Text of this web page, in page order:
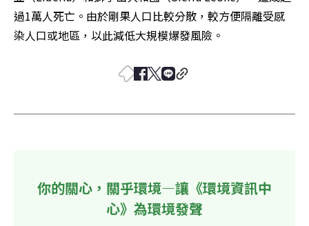
過1萬人死亡。由於剛果人口比較分散，較方便隔離受感
染人口或地區，以此減低大規模爆發風險。
你的關心，關乎環境—讓《環境資訊中
心》為環境發聲